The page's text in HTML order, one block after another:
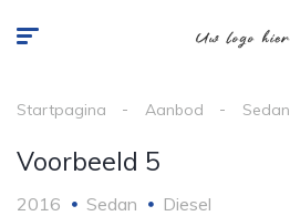
Startpagina Aanbod Sedan
Voorbeeld 5
2016 Sedan Diesel